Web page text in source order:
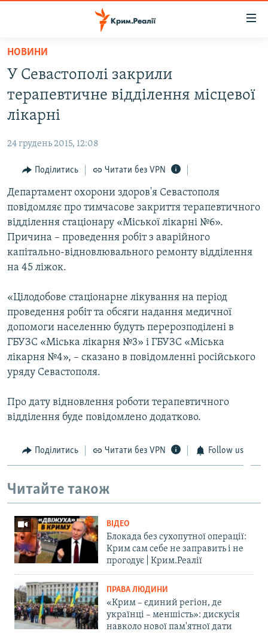
Перейти
основного
матеріалу
Перейти
до
основної
навігації
Перейти
пошуку
ВІДЕО ТА ФОТО
БЛОГИ
ПОГЛЯД
ІНТЕРВ'Ю
ВСЕ ЗА ДЕНЬ
СПЕЦПРОЕКТИ
ДЕПОРТАЦІЯ
СВІДЧЕННЯ ОКУПАЦІЇ
УКРАЇНСЬКА ПРОБЛЕМА КРИМУ
ІНФОГРАФІКА
ЯК ОБІЙТИ БЛОКУВАННЯ
Русский
Qırımtatar
ДОЛУЧАЙСЯ!
Усі сайти RFE/RL
НОВИНИ
У Севастополі закрили
терапевтичне відділення місцевої
лікарні
24 грудень 2015, 12:08
Поділитись Читати без VPN
Департамент охорони здоров'я Севастополя
повідомляє про тимчасове закриття терапевтичного
відділення стаціонару «Міської лікарні №6».
Причина – проведення робіт з аварійного
капітально-відновлювального ремонту відділення
на 45 ліжок.
«Цілодобове стаціонарне лікування на період
проведення робіт та обсяги надання медичної
допомоги населенню будуть перерозподілені в
ГБУЗС «Міська лікарня №3» і ГБУЗС «Міська
лікарня №4», – сказано в повідомленні російського
уряду Севастополя.
Про дату відновлення роботи терапевтичного
відділення буде повідомлено додатково.
Поділитись Читати без VPN Follow us
Читайте також
ВІДЕО
Блокада без сухопутної операції:
Крим сам себе не заправить і не
прогодує | Крим.Реалії
ПРАВА ЛЮДИНИ
«Крим – єдиний регіон, де
українці – меншість»: дискусія
навколо нової пам'ятної дати